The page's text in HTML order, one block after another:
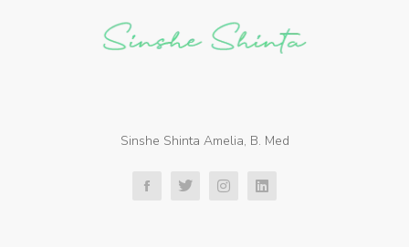
Sinshe Shinta Amelia, B. Med